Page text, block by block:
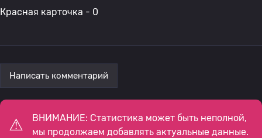
Красная карточка - 0
Написать комментарий
ВНИМАНИЕ: Статистика может быть неполной,
мы продолжаем добавлять актуальные данные.